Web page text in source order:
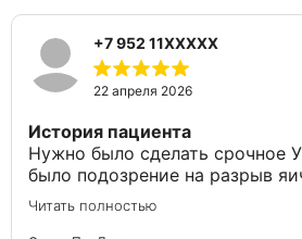
Не понравилось
Нет недостатков.
+7 952 11XXXXX
22 апреля 2026
История пациента
Нужно было сделать срочное
было подозрение на разрыв
попала случайно, было окно
Меня встретила молодая
Читать полностью